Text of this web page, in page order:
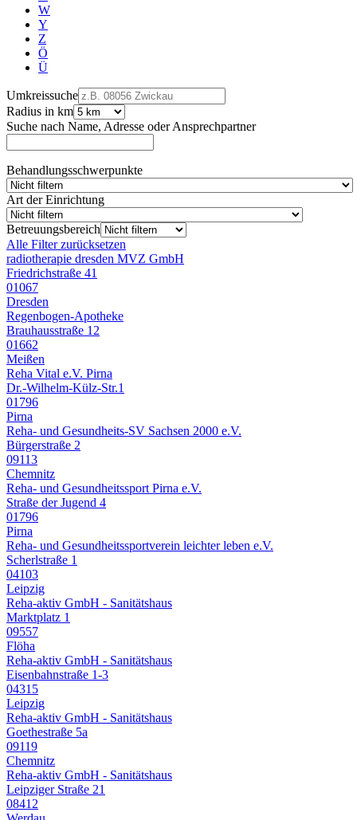
W
Y
Z
Ö
Ü
Umkreissuche
Radius in km
Suche nach Name, Adresse oder Ansprechpartner
Behandlungsschwerpunkte
Art der Einrichtung
Betreuungsbereich
Alle Filter zurücksetzen
radiotherapie dresden MVZ GmbH
Friedrichstraße 41
01067
Dresden
Regenbogen-Apotheke
Brauhausstraße 12
01662
Meißen
Reha Vital e.V. Pirna
Dr.-Wilhelm-Külz-Str.1
01796
Pirna
Reha- und Gesundheits-SV Sachsen 2000 e.V.
Bürgerstraße 2
09113
Chemnitz
Reha- und Gesundheitssport Pirna e.V.
Straße der Jugend 4
01796
Pirna
Reha- und Gesundheitssportverein leichter leben e.V.
Scherlstraße 1
04103
Leipzig
Reha-aktiv GmbH - Sanitätshaus
Marktplatz 1
09557
Flöha
Reha-aktiv GmbH - Sanitätshaus
Eisenbahnstraße 1-3
04315
Leipzig
Reha-aktiv GmbH - Sanitätshaus
Goethestraße 5a
09119
Chemnitz
Reha-aktiv GmbH - Sanitätshaus
Leipziger Straße 21
08412